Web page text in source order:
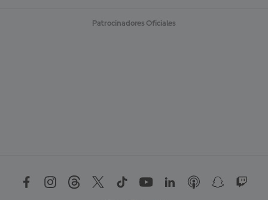
Patrocinadores Oficiales